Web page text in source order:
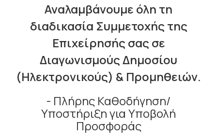
Αναλαμβάνουμε όλη τη
διαδικασία Συμμετοχής της
Επιχείρησής σας σε
Διαγωνισμούς Δημοσίου
(Ηλεκτρονικούς) & Προμηθειών.
- Πλήρης Καθοδήγηση/
Υποστήριξη για Υποβολή
Προσφοράς